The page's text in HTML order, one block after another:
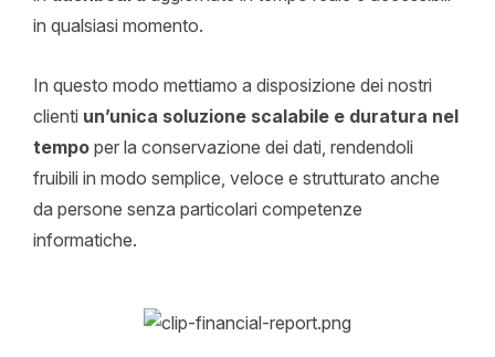
in qualsiasi momento.
In questo modo mettiamo a disposizione dei nostri
clienti un’unica soluzione scalabile e duratura nel
tempo per la conservazione dei dati, rendendoli
fruibili in modo semplice, veloce e strutturato anche
da persone senza particolari competenze
informatiche.